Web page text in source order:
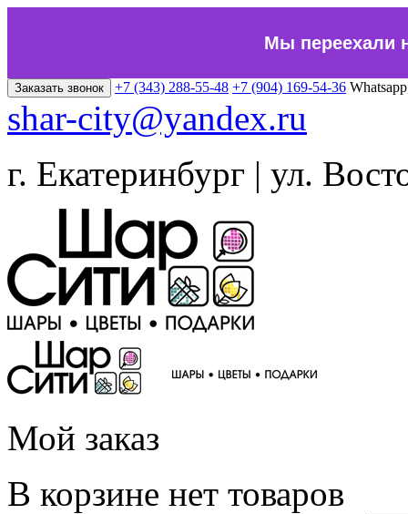
Мы переехали
Заказать звонок +7 (343) 288-55-48 +7 (904) 169-54-36
shar-city@yandex.ru
г. Екатеринбург | ул.
Мой заказ
В корзине нет товаров